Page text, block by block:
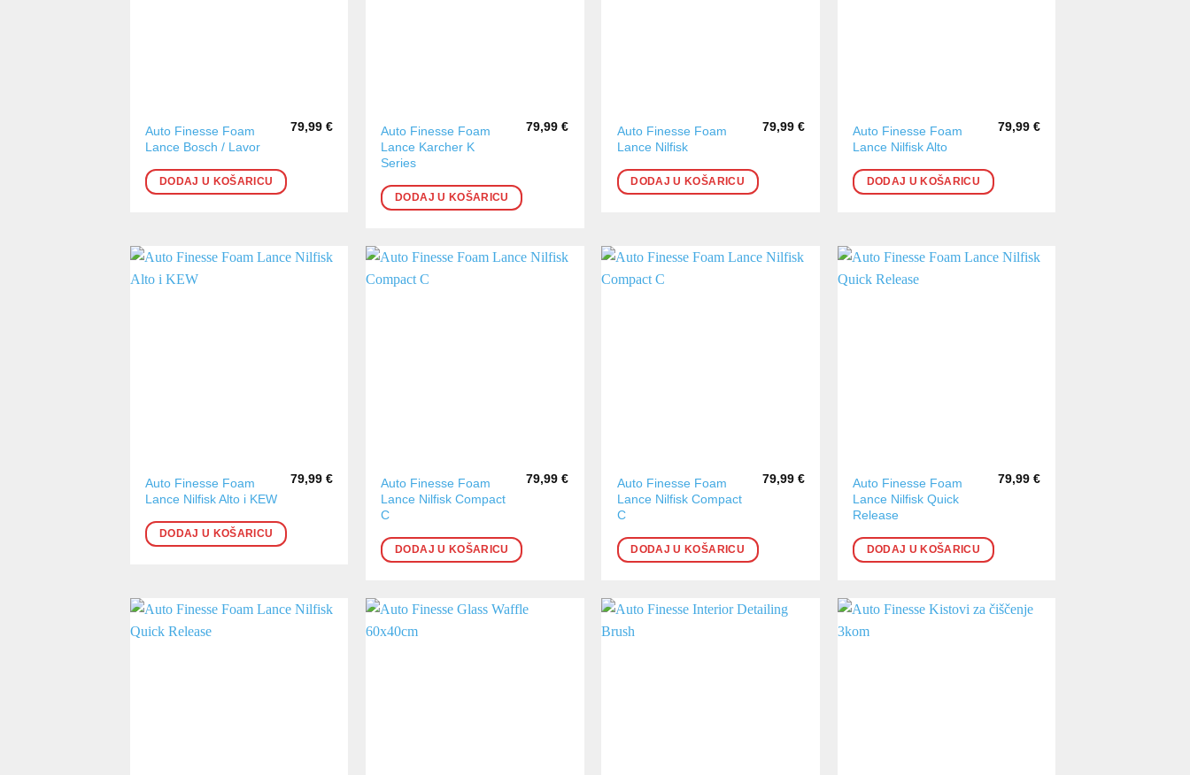
Auto Finesse Foam
Lance Bosch / Lavor
79,99€
DODAJ U KOŠARICU
Auto Finesse Foam
Lance Karcher K
Series
79,99€
DODAJ U KOŠARICU
Auto Finesse Foam
Lance Nilfisk
79,99 €
DODAJ U KOŠARICU
Auto Finesse Foam
Lance Nilfisk Alto
79,99 €
DODAJ U KOŠARICU
Auto Finesse Foam
Lance Nilfisk Alto i KEW
79,99€
DODAJ U KOŠARICU
Auto Finesse Foam
Lance Nilfisk Compact
C
79,99€
DODAJ U KOŠARICU
Auto Finesse Foam
Lance Nilfisk Compact
C
79,99 €
DODAJ U KOŠARICU
Auto Finesse Foam
Lance Nilfisk Quick
Release
79,99 €
DODAJ U KOŠARICU